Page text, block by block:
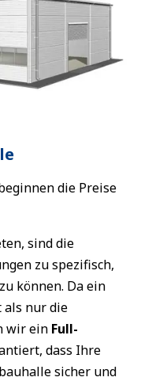
die Preise
sind die
zu spezifisch,
können. Da ein
als nur die
wir ein Full-
dass Ihre
sicher und